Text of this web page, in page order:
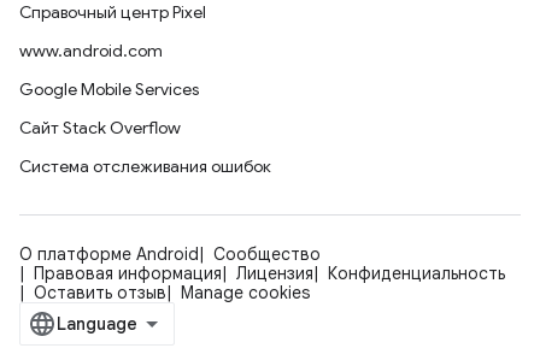
Справочный центр Pixel
www.android.com
Google Mobile Services
Сайт Stack Overflow
Система отслеживания ошибок
О платформе Android
Сообщество
Правовая информация
Лицензия
Конфиденциальность
Оставить отзыв
Manage cookies